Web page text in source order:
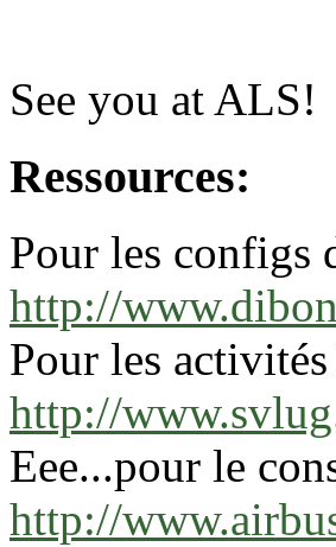
See you at ALS!
Ressources:
Pour les configs
http://
Pour les
http://
Eee...pour le
http://